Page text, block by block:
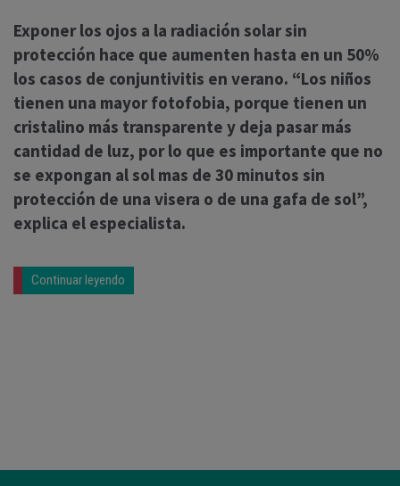
Exponer los ojos a la radiación solar sin
protección hace que aumenten hasta en un 50%
los casos de conjuntivitis en verano. “Los niños
tienen una mayor fotofobia, porque tienen un
cristalino más transparente y deja pasar más
cantidad de luz, por lo que es importante que no
se expongan al sol mas de 30 minutos sin
protección de una visera o de una gafa de sol”,
explica el especialista.
Continuar leyendo